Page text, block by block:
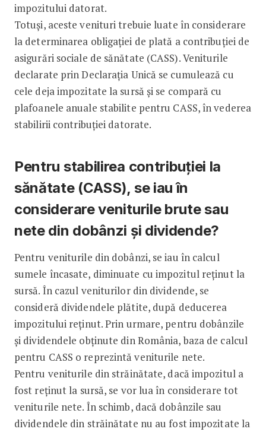
impozitului datorat.
Totuși, aceste venituri trebuie luate în considerare
la determinarea obligației de plată a contribuției de
asigurări sociale de sănătate (CASS). Veniturile
declarate prin Declarația Unică se cumulează cu
cele deja impozitate la sursă și se compară cu
plafoanele anuale stabilite pentru CASS, în vederea
stabilirii contribuției datorate.
Pentru stabilirea contribuției la
sănătate (CASS), se iau în
considerare veniturile brute sau
nete din dobânzi și dividende?
Pentru veniturile din dobânzi, se iau în calcul
sumele încasate, diminuate cu impozitul reținut la
sursă. În cazul veniturilor din dividende, se
consideră dividendele plătite, după deducerea
impozitului reținut. Prin urmare, pentru dobânzile
și dividendele obținute din România, baza de calcul
pentru CASS o reprezintă veniturile nete.
Pentru veniturile din străinătate, dacă impozitul a
fost reținut la sursă, se vor lua în considerare tot
veniturile nete. În schimb, dacă dobânzile sau
dividendele din străinătate nu au fost impozitate la